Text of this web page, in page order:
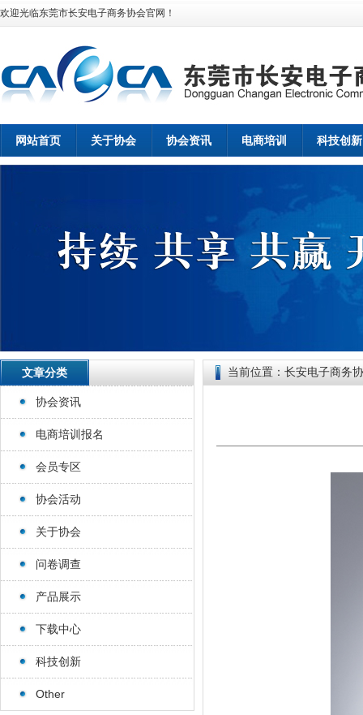
欢迎光临东莞市长安电子商务协会官网！
网站首页 关于协会 协会资讯 电商培训 科技创新
文章分类
协会资讯
电商培训报名
会员专区
协会活动
关于协会
问卷调查
产品展示
下载中心
科技创新
Other
当前位置： 长安电子商务